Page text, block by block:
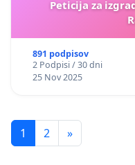
Peticija za
891 podpisov
2 Podpisi / 30 dni
25 Nov 2025
1 2 »